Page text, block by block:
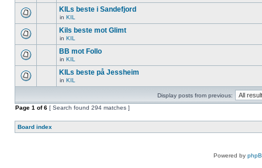
KILs beste i Sandefjord
in KIL
Kils beste mot Glimt
in KIL
BB mot Follo
in KIL
KILs beste på Jessheim
in KIL
Display posts from previous:
Page 1 of6 [ Search found 294 matches ]
Board index
Powered by